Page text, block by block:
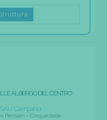
ALBERGO DEL CENTRO
/ Campania
Pensieri - Cinquestelle